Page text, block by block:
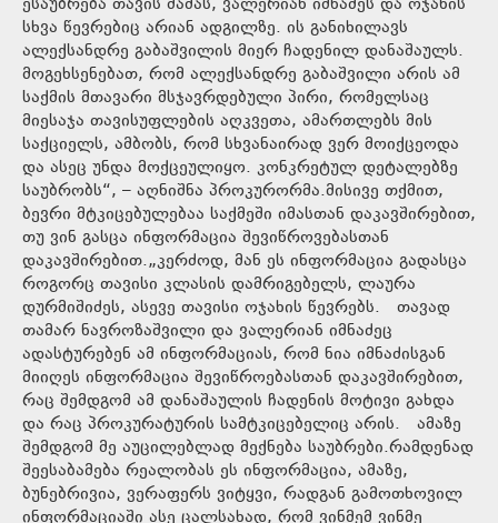
სხვა წევრებიც არიან ადგილზე. ის განიხილავს
ალექსანდრე გაბაშვილის მიერ ჩადენილ დანაშაულს.
მოგეხსენებათ, რომ ალექსანდრე გაბაშვილი არის ამ
საქმის მთავარი მსჯავრდებული პირი, რომელსაც
მიესაჯა თავისუფლების აღკვეთა, ამართლებს მის
საქციელს, ამბობს, რომ სხვანაირად ვერ მოიქცეოდა
და ასეც უნდა მოქცეულიყო. კონკრეტულ დეტალებზე
საუბრობს“, – აღნიშნა პროკურორმა.მისივე თქმით,
ბევრი მტკიცებულებაა საქმეში იმასთან დაკავშირებით,
თუ ვინ გასცა ინფორმაცია შევიწროვებასთან
დაკავშირებით.„კერძოდ, მან ეს ინფორმაცია გადასცა
როგორც თავისი კლასის დამრიგებელს, ლაურა
დურმიშიძეს, ასევე თავისი ოჯახის წევრებს. თავად
თამარ ნავროზაშვილი და ვალერიან იმნაძეც
ადასტურებენ ამ ინფორმაციას, რომ ნია იმნაძისგან
მიიღეს ინფორმაცია შევიწროებასთან დაკავშირებით,
რაც შემდგომ ამ დანაშაულის ჩადენის მოტივი გახდა
და რაც პროკურატურის სამტკიცებელიც არის. ამაზე
შემდგომ მე აუცილებლად მექნება საუბრები.რამდენად
შეესაბამება რეალობას ეს ინფორმაცია, ამაზე,
ბუნებრივია, ვერაფერს ვიტყვი, რადგან გამოთხოვილ
ინფორმაციაში ასე ცალსახად, რომ ვინმემ ვინმე